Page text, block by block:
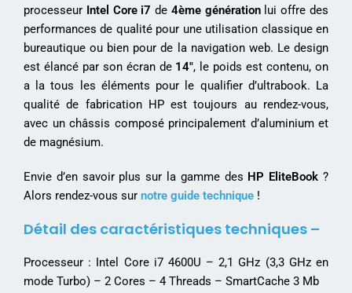
processeur Intel Core i7de 4ème générationlui offre des
performances de qualité pour une utilisation classique en
bureautique ou bien pour de la navigation web. Le design
est élancé par son écran de 14″, le poids est contenu, on
a la tous les éléments pour le qualifier d’ultrabook. La
qualité de fabrication HP est toujours au rendez-vous,
avec un châssis composé principalement d’aluminium et
de magnésium.
Envie d’en savoir plus sur la gamme des HP EliteBook ?
Alors rendez-vous sur notre guide technique !
Détail des caractéristiques techniques –
Processeur : Intel Core i7 4600U – 2,1 GHz (3,3 GHz en
mode Turbo) – 2 Cores – 4 Threads – SmartCache 3 Mb